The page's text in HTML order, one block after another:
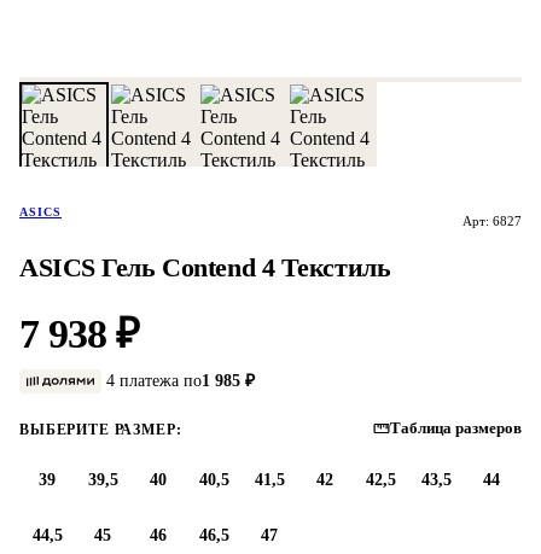
ASICS
Арт: 6827
ASICS Гель Contend 4 Текстиль
7 938 ₽
4 платежа по1 985 ₽
ВЫБЕРИТЕ РАЗМЕР: Таблица размеров
39 39,5 40 40,5 41,5 42 42,5 43,5 44
44,5 45 46 46,5 47